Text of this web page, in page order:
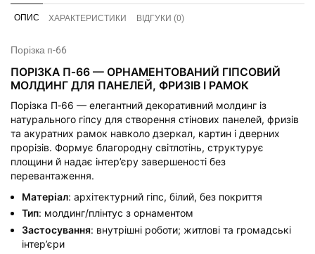
ОПИС ХАРАКТЕРИСТИКИ ВІДГУКИ (0)
Порізка п-66
ПОРІЗКА П‑66 — ОРНАМЕНТОВАНИЙ ГІПСОВИЙ
МОЛДИНГ ДЛЯ ПАНЕЛЕЙ, ФРИЗІВ І РАМОК
Порізка П‑66 — елегантний декоративний молдинг із
натурального гіпсу для створення стінових панелей, фризів
та акуратних рамок навколо дзеркал, картин і дверних
прорізів. Формує благородну світлотінь, структурує
площини й надає інтер’єру завершеності без
перевантаження.
Матеріал: архітектурний гіпс, білий, без покриття
Тип: молдинг/плінтус з орнаментом
Застосування: внутрішні роботи; житлові та громадські
інтер’єри